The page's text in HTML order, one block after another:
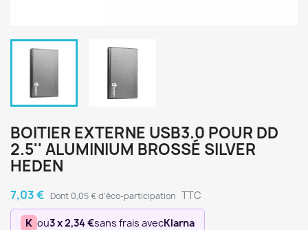
BOITIER EXTERNE USB3.0 POUR DD
2.5'' ALUMINIUM BROSSÉ SILVER
HEDEN
7,03 € Dont 0,05 € d'éco-participation TTC
K ou3 x 2,34 €sans frais avecKlarna